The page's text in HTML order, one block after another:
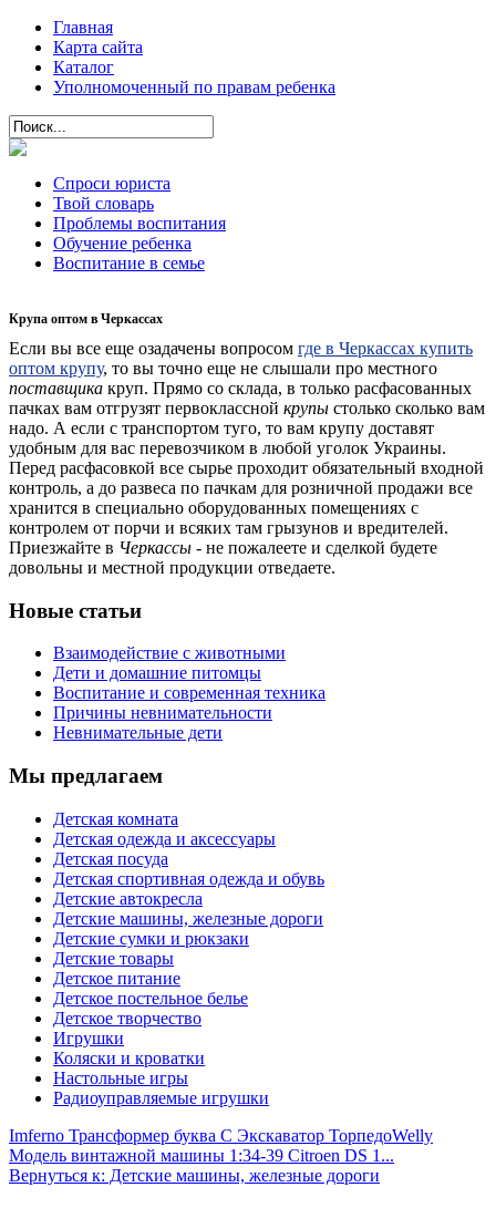
Главная
Карта сайта
Каталог
Уполномоченный по правам ребенка
Спроси юриста
Твой словарь
Проблемы воспитания
Обучение ребенка
Воспитание в семье
Крупа оптом в Черкассах
Если вы все еще озадачены вопросом где в Черкассах купить
оптом крупу, то вы точно еще не слышали про местного
поставщика круп. Прямо со склада, в только расфасованных
пачках вам отгрузят первоклассной крупы столько сколько вам
надо. А если с транспортом туго, то вам крупу доставят
удобным для вас перевозчиком в любой уголок Украины.
Перед расфасовкой все сырье проходит обязательный входной
контроль, а до развеса по пачкам для розничной продажи все
хранится в специально оборудованных помещениях с
контролем от порчи и всяких там грызунов и вредителей.
Приезжайте в Черкассы - не пожалеете и сделкой будете
довольны и местной продукции отведаете.
Новые статьи
Взаимодействие с животными
Дети и домашние питомцы
Воспитание и современная техника
Причины невнимательности
Невнимательные дети
Мы предлагаем
Детская комната
Детская одежда и аксессуары
Детская посуда
Детская спортивная одежда и обувь
Детские автокресла
Детские машины, железные дороги
Детские сумки и рюкзаки
Детские товары
Детское питание
Детское постельное белье
Детское творчество
Игрушки
Коляски и кроватки
Настольные игры
Радиоуправляемые игрушки
Imferno Трансформер буква С Экскаватор ТорпедоWelly
Модель винтажной машины 1:34-39 Citroen DS 1...
Вернуться к: Детские машины, железные дороги